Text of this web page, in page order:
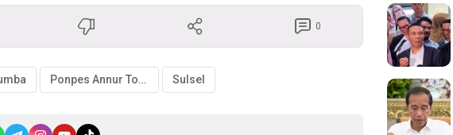
0
Ponpes Annur Tompobulu Sulsel